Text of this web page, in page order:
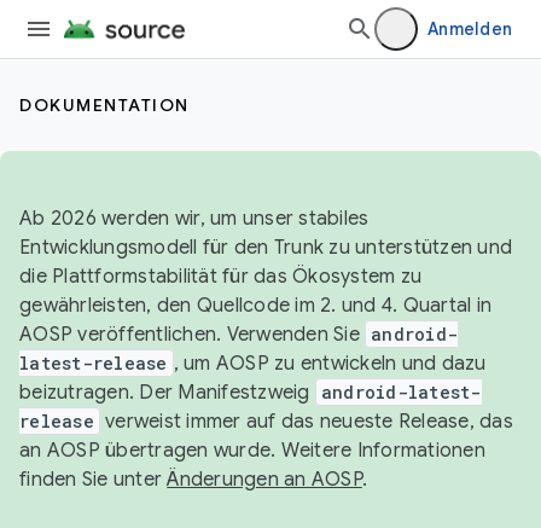
Anmelden
DOKUMENTATION
Ab 2026 werden wir, um unser stabiles
Entwicklungsmodell für den Trunk zu unterstützen und
die Plattformstabilität für das Ökosystem zu
gewährleisten, den Quellcode im 2. und 4. Quartal in
AOSP veröffentlichen. Verwenden Sie android-
latest-release , um AOSP zu entwickeln und dazu
beizutragen. Der Manifestzweig
android-latest-
release verweist immer auf das neueste Release, das
an AOSP übertragen wurde. Weitere Informationen
finden Sie unterÄnderungen an AOSP.